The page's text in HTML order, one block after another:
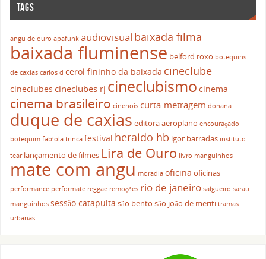
TAGS
angu de ouro apafunk audiovisual baixada filma
baixada fluminense belford roxo botequins
de caxias carlos d cerol fininho da baixada cineclube
cineclubes cineclubes rj cineclubismo cinema
cinema brasileiro cinenois curta-metragem donana
duque de caxias editora aeroplano encouraçado
botequim fabíola trinca festival heraldo hb igor barradas instituto
tear lançamento de filmes Lira de Ouro livro manguinhos
mate com angu moradia oficina oficinas
performance performate reggae remoções rio de janeiro salgueiro sarau
manguinhos sessão catapulta são bento são joão de meriti tramas
urbanas